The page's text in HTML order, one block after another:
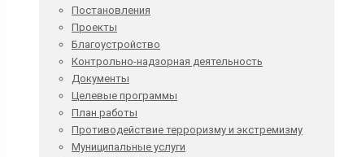
Постановления
Проекты
Благоустройство
Контрольно-надзорная деятельность
Документы
Целевые программы
План работы
Противодействие терроризму и экстремизму
Муниципальные услуги